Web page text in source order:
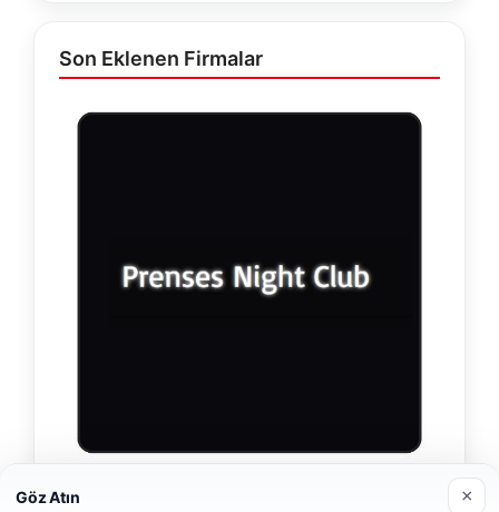
Son Eklenen Firmalar
Prenses Night Club
Göz Atın ×